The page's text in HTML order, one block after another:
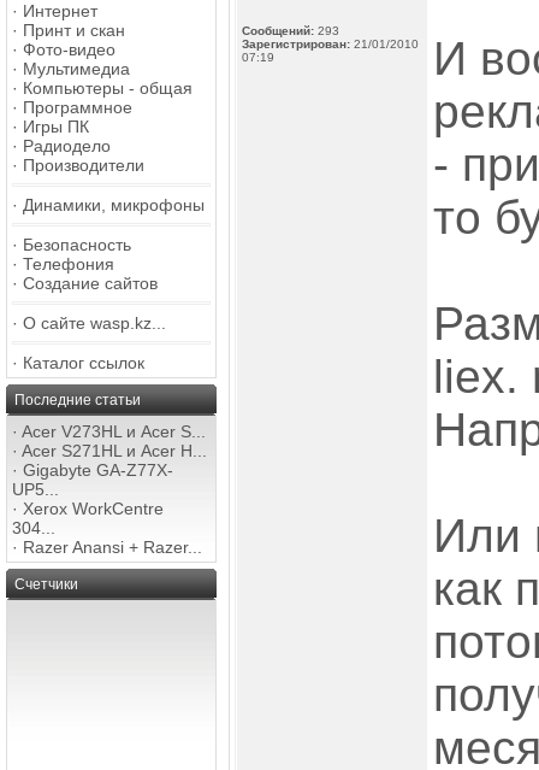
· Интернет
· Принт и скан
· Фото-видео
· Мультимедиа
· Компьютеры - общая
· Программное
· Игры ПК
· Радиодело
· Производители
· Динамики, микрофоны
· Безопасность
· Телефония
· Создание сайтов
· О сайте wasp.kz...
· Каталог ссылок
Последние статьи
· Acer V273HL и Acer S...
· Acer S271HL и Acer H...
· Gigabyte GA-Z77X-
UP5...
· Xerox WorkCentre
304...
· Razer Anansi + Razer...
Счетчики
Сообщений: 293
Зарегистрирован: 21/01/2010
07:19
И
-
то
liex.
Или
как